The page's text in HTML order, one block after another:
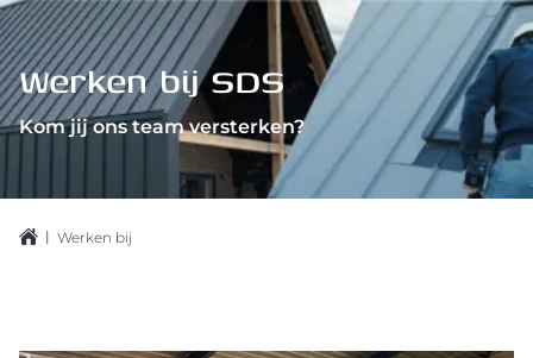
Werken bij SDS
Kom jij ons team versterken?
| Werken bij